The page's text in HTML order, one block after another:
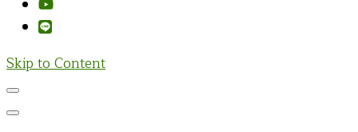
Skip to Content